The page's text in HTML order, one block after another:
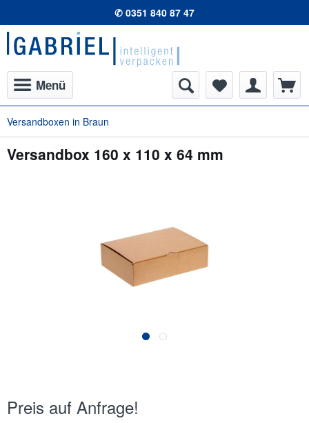
✆ 0351 840 87 47
Menü
Versandboxen in Braun
Versandbox 160 x 110 x 64 mm
Preis auf Anfrage!